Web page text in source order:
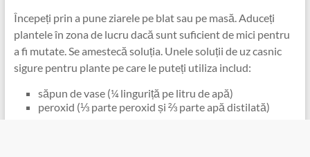
Începeți prin a pune ziarele pe blat sau pe masă. Aduceți
plantele în zona de lucru dacă sunt suficient de mici pentru
a fi mutate. Se amestecă soluția. Unele soluții de uz casnic
sigure pentru plante pe care le puteți utiliza includ:
săpun de vase (¼ linguriță pe litru de apă)
peroxid (⅓ parte peroxid și ⅔ parte apă distilată)